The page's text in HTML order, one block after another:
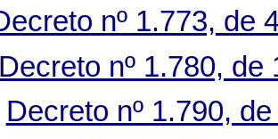
nº 1.773, de
Decreto nº 1.780,
Decreto nº 1.790,